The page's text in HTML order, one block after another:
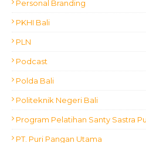
Personal Branding
PKHI Bali
PLN
Podcast
Polda Bali
Politeknik Negeri Bali
Program Pelatihan Santy Sastra
PT. Puri Pangan Utama